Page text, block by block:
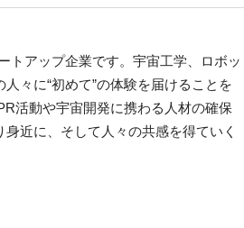
トアップ企業です。宇宙工学、ロボッ
々に“初めて”の体験を届けることを
活動や宇宙開発に携わる人材の確保
近に、そして人々の共感を得ていく